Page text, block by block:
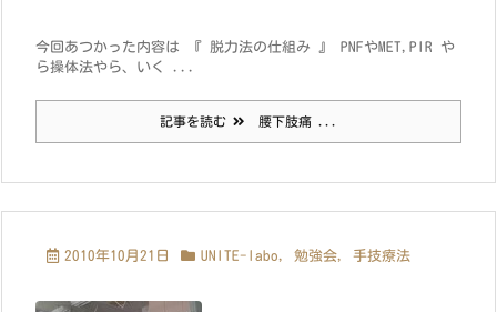
今回あつかった内容は 『 脱力法の仕組み 』 PNFやMET,PIR や
ら操体法やら、いく ...
記事を読む 腰下肢痛 ...
2010年10月21日 UNITE-labo, 勉強会, 手技療法